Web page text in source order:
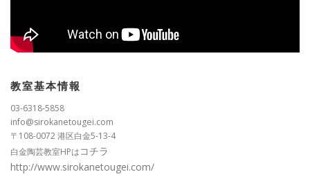
教室基本情報
03-6318-5858
info@sirokanetougei.com
〒108-0072 港区白金5-13-4
白金陶芸教室HPはコチラ
http://www.sirokanetougei.com/